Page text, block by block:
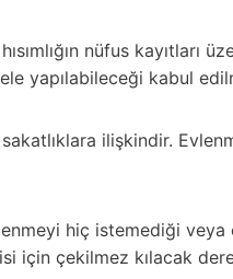
nüfus kayıtları
yapılabileceği kabul
ilişkindir.
hiç istemediği
için çekilmez kılacak